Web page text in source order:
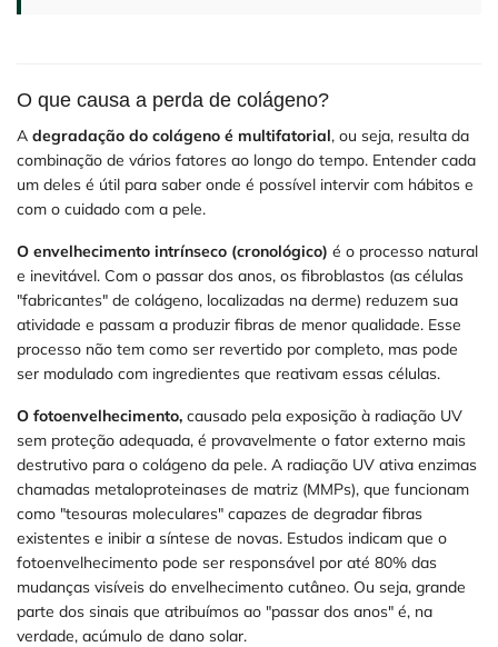
O que causa a perda de colágeno?
A degradação do colágeno é multifatorial, ou seja, resulta da
combinação de vários fatores ao longo do tempo. Entender cada
um deles é útil para saber onde é possível intervir com hábitos e
com o cuidado com a pele.
O envelhecimento intrínseco (cronológico) é o processo natural
e inevitável. Com o passar dos anos, os fibroblastos (as células
"fabricantes" de colágeno, localizadas na derme) reduzem sua
atividade e passam a produzir fibras de menor qualidade. Esse
processo não tem como ser revertido por completo, mas pode
ser modulado com ingredientes que reativam essas células.
O fotoenvelhecimento, causado pela exposição à radiação UV
sem proteção adequada, é provavelmente o fator externo mais
destrutivo para o colágeno da pele. A radiação UV ativa enzimas
chamadas metaloproteinases de matriz (MMPs), que funcionam
como "tesouras moleculares" capazes de degradar fibras
existentes e inibir a síntese de novas. Estudos indicam que o
fotoenvelhecimento pode ser responsável por até 80% das
mudanças visíveis do envelhecimento cutâneo. Ou seja, grande
parte dos sinais que atribuímos ao "passar dos anos" é, na
verdade, acúmulo de dano solar.